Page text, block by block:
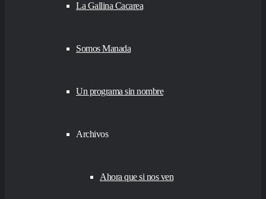
La Gallina Cacarea
Somos Manada
Un programa sin nombre
Archivos
Ahora que si nos ven